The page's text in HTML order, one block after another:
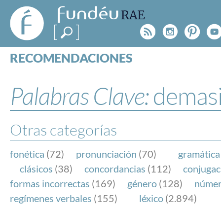
FundéuRAE
- Fundación
del Español
Urgente
Rss
RECOMENDACIONES
ESPECIALES
BLOG
NOTICIAS
SOBRE LA FUNDÉURAE
FundéuRAE es una fundación patrocinada por la
y la Real Academia Española, cuyo objetivo es
el buen uso del español en los medios de
Palabras Clave:
Otras categorías
fonética (72) pronunciación (70) gramática
clásicos (38) concordancias (112)
formas incorrectas (169) género (128)
regímenes verbales (155) léxico (2.894)